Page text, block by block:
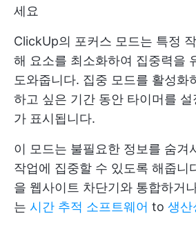
세요
ClickUp의 포커스 모드는 특정
해 요소를 최소화하여 집중력을
도와줍니다. 집중 모드를 활성화
하고 싶은 기간 동안 타이머를 설
가 표시됩니다.
이 모드는 불필요한 정보를 숨겨
작업에 집중할 수 있도록 해줍니
을 웹사이트 차단기와 통합하거
는 시간 추적 소프트웨어 to 생산